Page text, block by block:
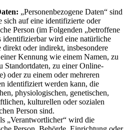
„Personenbezogene Daten“ sind
sich auf eine identifizierte oder
Person (im Folgenden „betroffene
identifizierbar wird eine natürliche
direkt oder indirekt, insbesondere
Kennung wie einem Namen, zu
Standortdaten, zu einer Online-
oder zu einem oder mehreren
identifiziert werden kann, die
physiologischen, genetischen,
kulturellen oder sozialen
Person sind.
„Verantwortlicher“ wird die